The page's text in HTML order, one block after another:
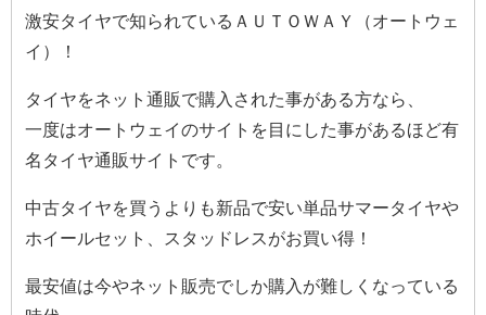
激安タイヤで知られているＡＵＴＯＷＡＹ（オートウェ
イ）！
タイヤをネット通販で購入された事がある方なら、
一度はオートウェイのサイトを目にした事があるほど有
名タイヤ通販サイトです。
中古タイヤを買うよりも新品で安い単品サマータイヤや
ホイールセット、スタッドレスがお買い得！
最安値は今やネット販売でしか購入が難しくなっている